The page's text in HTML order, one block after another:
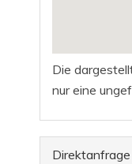
Die
nur eine
Direktanfrage